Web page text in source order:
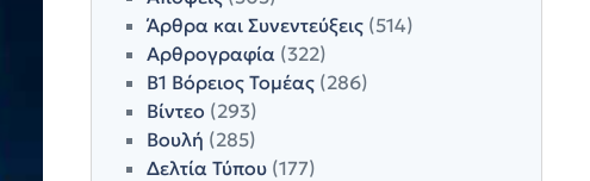
Άρθρα και Συνεντεύξεις(514)
Αρθρογραφία(322)
Β1 Βόρειος Τομέας(286)
Βίντεο (293)
Βουλή (285)
Δελτία Τύπου(177)